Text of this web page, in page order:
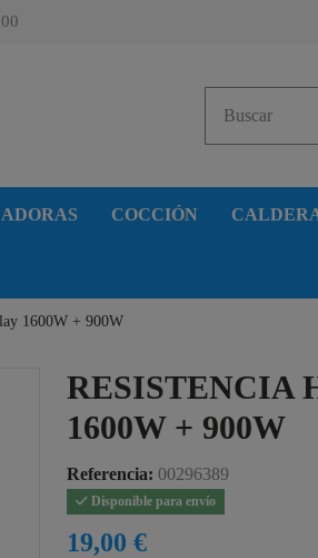
COCCIÓN
1600W + 900W
RESISTENCIA
1600W + 900W
Referencia: 00296389
Disponible para envío
19,00 €